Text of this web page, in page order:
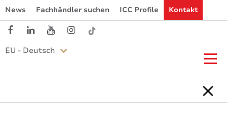
News Fachhändler suchen ICC Profile Kontakt
EU - Deutsch